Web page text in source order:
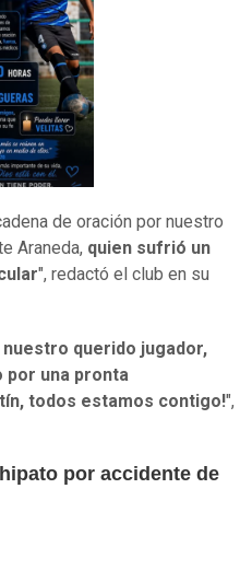
de oración por nuestro
Araneda, quien sufrió un
", redactó el club en su
querido jugador,
por una pronta
todos estamos contigo!",
por accidente de